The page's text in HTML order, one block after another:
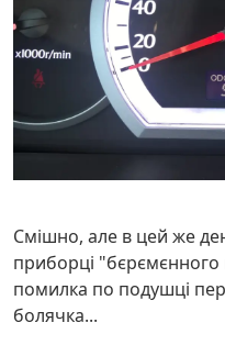
Смішно, але в цей же
приборці
помилка по подушці
болячка...